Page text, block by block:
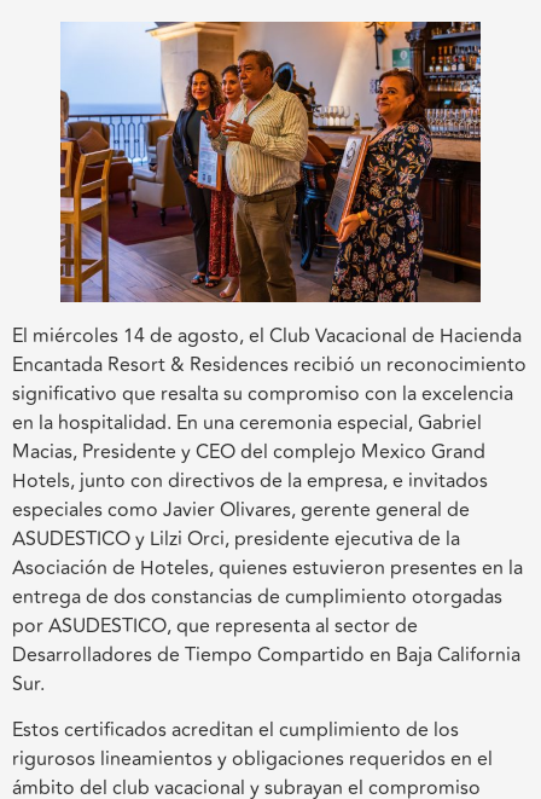
El miércoles 14 de agosto, el Club Vacacional de Hacienda
Encantada Resort & Residences recibió un reconocimiento
significativo que resalta su compromiso con la excelencia
en la hospitalidad. En una ceremonia especial, Gabriel
Macias, Presidente y CEO del complejo Mexico Grand
Hotels, junto con directivos de la empresa, e invitados
especiales como Javier Olivares, gerente general de
ASUDESTICO y Lilzi Orci, presidente ejecutiva de la
Asociación de Hoteles, quienes estuvieron presentes en la
entrega de dos constancias de cumplimiento otorgadas
por ASUDESTICO, que representa al sector de
Desarrolladores de Tiempo Compartido en Baja California
Sur.
Estos certificados acreditan el cumplimiento de los
rigurosos lineamientos y obligaciones requeridos en el
ámbito del club vacacional y subrayan el compromiso